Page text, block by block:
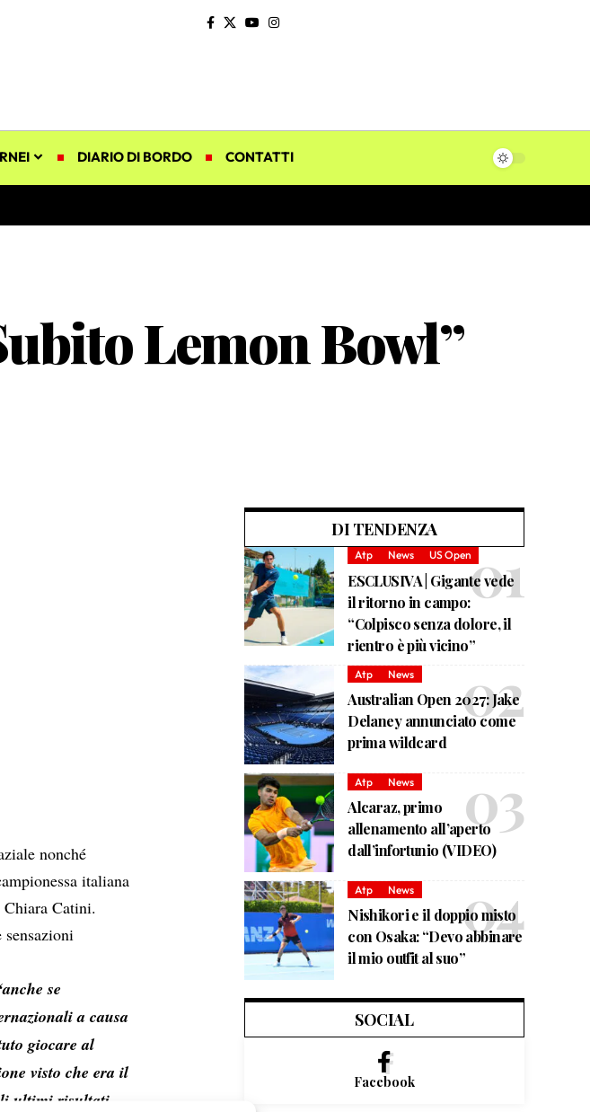
DIARIO DI BORDO CONTATTI
Lemon Bowl”
nonché
italiana
Chiara Catini.
se
a causa
giocare al
visto che era il
ultimi risultati
DI TENDENZA
Atp News US Open
ESCLUSIVA | Gigante vede
il ritorno in campo:
“Colpisco senza dolore, il
rientro è più vicino”
Atp News
Australian Open 2027: Jake
Delaney annunciato come
prima wildcard
Atp News
Alcaraz, primo
allenamento all’aperto
dall’infortunio (VIDEO)
Atp News
Nishikori e il doppio misto
con Osaka: “Devo abbinare
il mio outfit al suo”
SOCIAL
Facebook